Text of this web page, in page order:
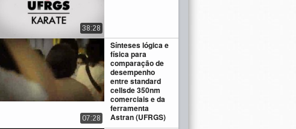
38:28
Sínteses lógica e
física para
comparação de
desempenho
entre standard
cellsde 350nm
comerciais e da
ferramenta
Astran (UFRGS)
07:28